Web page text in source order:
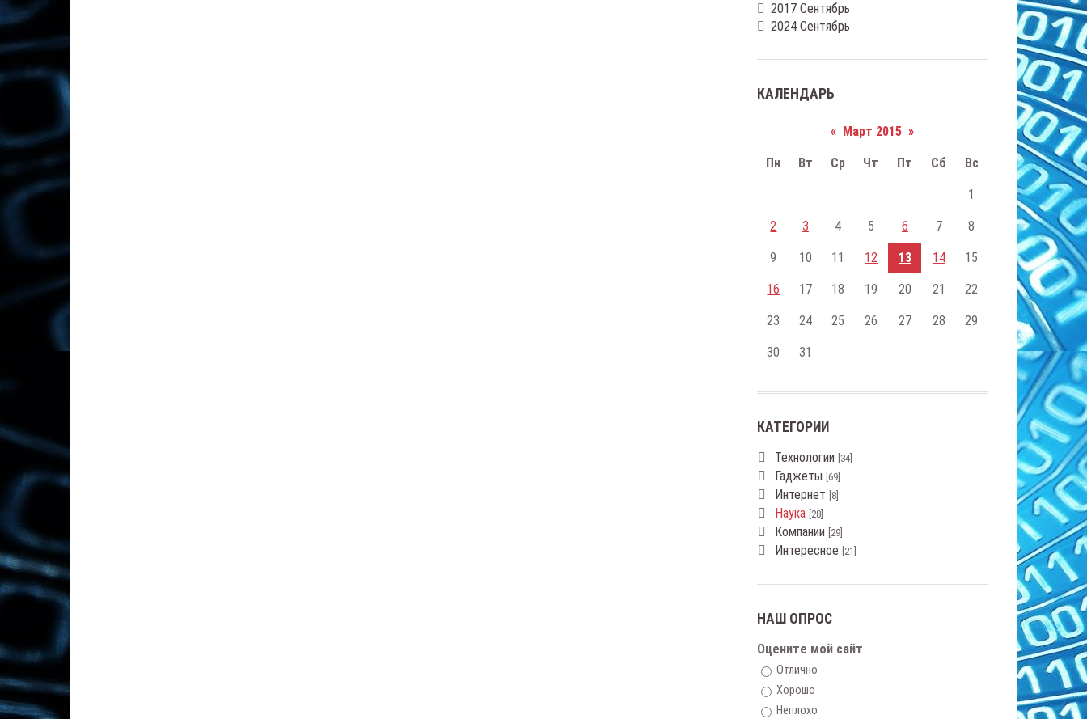
2017 Сентябрь
2024 Сентябрь
КАЛЕНДАРЬ
« Март 2015 »
Пн Вт Ср Чт Пт Сб Вс
1
2 3 4 5 6 7 8
9 10 11 12 13 14 15
16 17 18 19 20 21 22
23 24 25 26 27 28 29
30 31
КАТЕГОРИИ
Технологии [34]
Гаджеты [69]
Интернет [8]
Наука [28]
Компании [29]
Интересное [21]
НАШ ОПРОС
Оцените мой сайт
Отлично
Хорошо
Неплохо